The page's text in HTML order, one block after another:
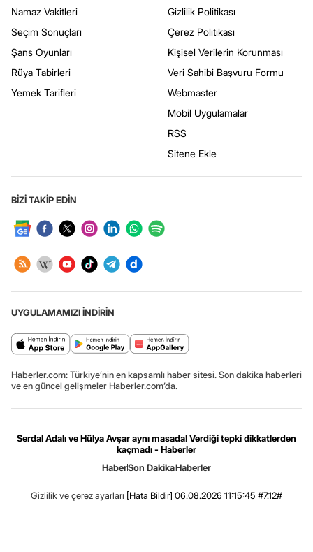
Namaz Vakitleri
Seçim Sonuçları
Şans Oyunları
Rüya Tabirleri
Yemek Tarifleri
Gizlilik Politikası
Çerez Politikası
Kişisel Verilerin Korunması
Veri Sahibi Başvuru Formu
Webmaster
Mobil Uygulamalar
RSS
Sitene Ekle
BİZİ TAKİP EDİN
UYGULAMAMIZI İNDİRİN
Haberler.com: Türkiye’nin en kapsamlı haber sitesi. Son dakika haberleri
ve en güncel gelişmeler Haberler.com’da.
Serdal Adalı ve Hülya Avşar aynı masada! Verdiği tepki dikkatlerden
kaçmadı - Haberler
HaberSon DakikaHaberler
Gizlilik ve çerez ayarları [Hata Bildir] 06.08.2026 11:15:45 #7.12#